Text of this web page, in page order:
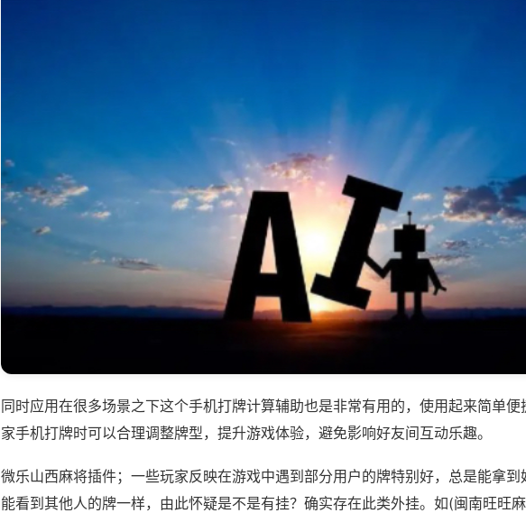
同时应用在很多场景之下这个手机打牌计算辅助也是非常有用的，使用起来简单便
家手机打牌时可以合理调整牌型，提升游戏体验，避免影响好友间互动乐趣。
微乐山西麻将插件；一些玩家反映在游戏中遇到部分用户的牌特别好，总是能拿到
能看到其他人的牌一样，由此怀疑是不是有挂？确实存在此类外挂。如(闽南旺旺